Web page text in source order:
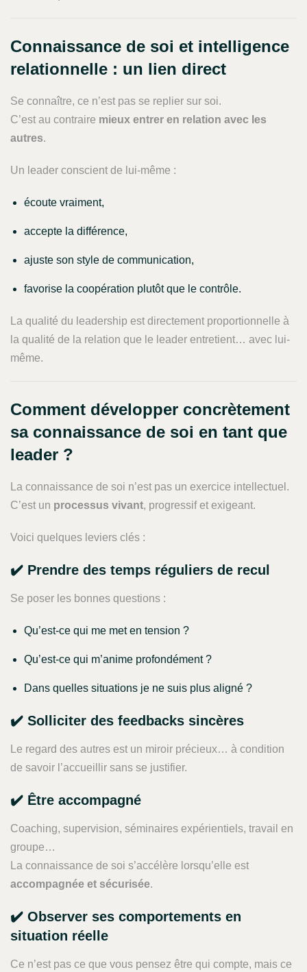
Connaissance de soi et intelligence
relationnelle : un lien direct
Se connaître, ce n’est pas se replier sur soi.
C’est au contraire mieux entrer en relation avec les
autres.
Un leader conscient de lui-même :
écoute vraiment,
accepte la différence,
ajuste son style de communication,
favorise la coopération plutôt que le contrôle.
La qualité du leadership est directement proportionnelle à
la qualité de la relation que le leader entretient… avec lui-
même.
Comment développer concrètement
sa connaissance de soi en tant que
leader ?
La connaissance de soi n’est pas un exercice intellectuel.
C’est un processus vivant, progressif et exigeant.
Voici quelques leviers clés :
✔️ Prendre des temps réguliers de recul
Se poser les bonnes questions :
Qu’est-ce qui me met en tension ?
Qu’est-ce qui m’anime profondément ?
Dans quelles situations je ne suis plus aligné ?
✔️ Solliciter des feedbacks sincères
Le regard des autres est un miroir précieux… à condition
de savoir l’accueillir sans se justifier.
✔️ Être accompagné
Coaching, supervision, séminaires expérientiels, travail en
groupe…
La connaissance de soi s’accélère lorsqu’elle est
accompagnée et sécurisée.
✔️ Observer ses comportements en
situation réelle
Ce n’est pas ce que vous pensez être qui compte, mais ce